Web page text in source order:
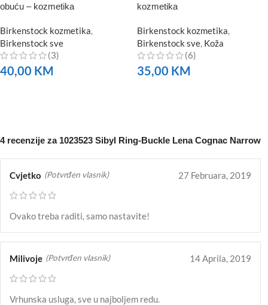
obuću – kozmetika
Birkenstock kozmetika
Birkenstock sve
(3)
40,00 KM
kozmetika
Birkenstock kozmetika
Birkenstock sve Koža
(6)
35,00 KM
4 recenzije za 1023523 Sibyl Ring-Buckle Lena Cognac Narrow
Cvjetko (Potvrđen vlasnik) 27 Februara, 2019
Ovako treba raditi, samo nastavite!
Milivoje (Potvrđen vlasnik) 14 Aprila, 2019
Vrhunska usluga, sve u najboljem redu.